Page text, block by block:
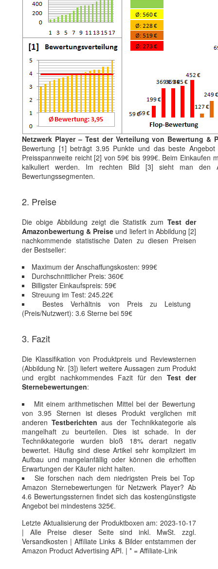
Netzwerk Player – Test der Verteilung von Bewertung &
Bewertung [1] beträgt 3.95 Punkte und das beste
Preisspannweite reicht [2] von 59€ bis 999€. Beim Einkaufen
kalkuliert werden. Im rechten Bild [3] sieht man den
Bewertungssegmenten.
2. Preise
Die obige Abbildung zeigt die Statistik zumTest der
Amazonbewertung & Preise und liefert in Abbildung [2]
nachkommende statistische Daten zu diesen Preisen
der Bestseller:
Maximum der Anschaffungskosten: 999€
Durchschnittlicher Preis: 360€
Billigster Einkaufspreis: 59€
Streuung im Test: 245.22€
Bestes Verhältnis von Preis zu Leistung
(Preis/Nutzwert): 3.6 Sterne bei 59€
3. Fazit
Die Klassifikation von Produktpreis und Reviewsternen
(Abbildung Nr. [3]) liefert weitere Aussagen zum Produkt
und ergibt nachkommendes Fazit für den Test der
Sternebewertungen:
Mit einem arithmetischen Mittel bei der Bewertung
von 3.95 Sternen ist dieses Produkt verglichen mit
anderenTestberichten aus der Technikkategorie als
mangelhaft zu beurteilen. Dies ist schade. In der
Technikkategorie wurden bloß 18% derart negativ
bewertet. Häufig sind diese Artikel sehr kompliziert im
Aufbau und mangelanfällig oder können die erhofften
Erwartungen der Käufer nicht halten.
Sie forschen nach dem niedrigsten Preis bei Top
Amazon Sternebewertungen für Netzwerk Player? Ab
4.6 Bewertungssternen findet sich das kostengünstigste
Angebot bei mindestens 325€.
Letzte Aktualisierung der Produktboxen am: 2023-10-17
| Alle Preise dieser Seite sind inkl. MwSt. zzgl.
Versandkosten | Affiliate Links & Bilder entstammen der
Amazon Product Advertising API. | * = Affiliate-Link